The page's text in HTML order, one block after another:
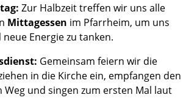
Zur Halbzeit treffen wir uns alle
Mittagessen im Pfarrheim, um uns
Energie zu tanken.
Gemeinsam feiern wir die
in die Kirche ein, empfangen den
Weg und singen zum ersten Mal laut